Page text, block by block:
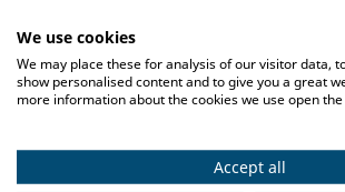
1-3
verzonden
✓ Gratis verzendingvanaf €250,-
✓
✓ Ook na aankoop bieden we
ondersteuning
We use cookies
We may place these for analysis of our visitor data,
show personalised content and to give you a great
more information about the cookies we use open
Accept all